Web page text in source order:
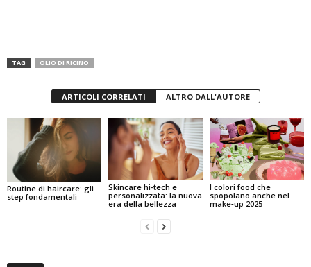
TAG OLIO DI RICINO
ARTICOLI CORRELATI ALTRO DALL'AUTORE
Routine di haircare: gli
step fondamentali
Skincare hi-tech e
personalizzata: la nuova
era della bellezza
I colori food che
spopolano anche nel
make‑up 2025